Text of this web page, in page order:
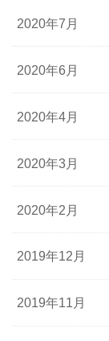
2020年7月
2020年6月
2020年4月
2020年3月
2020年2月
2019年12月
2019年11月